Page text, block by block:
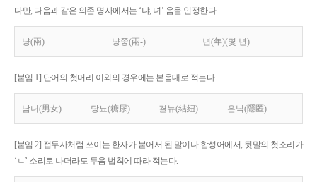
다만, 다음과 같은 의존 명사에서는 ‘냐, 녀’ 음을 인정한다.
냥(兩) 냥쭝(兩-) 년(年)(몇 년)
[붙임 1] 단어의 첫머리 이외의 경우에는 본음대로 적는다.
남녀(男女) 당뇨(糖尿) 결뉴(結紐) 은닉(隱匿)
[붙임 2] 접두사처럼 쓰이는 한자가 붙어서 된 말이나 합성어에서, 뒷말의 첫소리가
‘ㄴ’ 소리로 나더라도 두음 법칙에 따라 적는다.